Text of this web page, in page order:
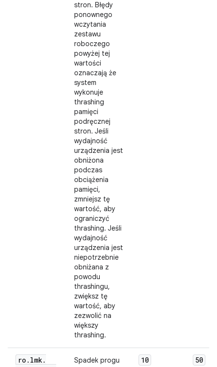
stron. Błędy
ponownego
wczytania
zestawu
roboczego
powyżej tej
wartości
oznaczają że
system
wykonuje
thrashing
pamięci
podręcznej
stron. Jeśli
wydajność
urządzenia jest
obniżona
podczas
obciążenia
pamięci,
zmniejsz tę
wartość, aby
ograniczyć
thrashing. Jeśli
wydajność
urządzenia jest
niepotrzebnie
obniżana z
powodu
thrashingu,
zwiększ tę
wartość, aby
zezwolić na
większy
thrashing.
ro . lmk.
Spadek progu
10 50